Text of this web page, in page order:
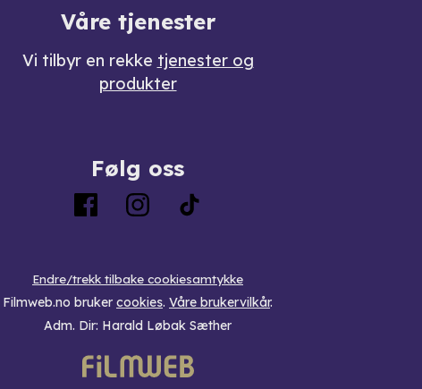
Våre tjenester
Vi tilbyr en rekke tjenester og
produkter
Følg oss
Endre/trekk tilbake cookiesamtykke
Filmweb.no bruker cookies. Våre brukervilkår.
Adm. Dir: Harald Løbak Sæther